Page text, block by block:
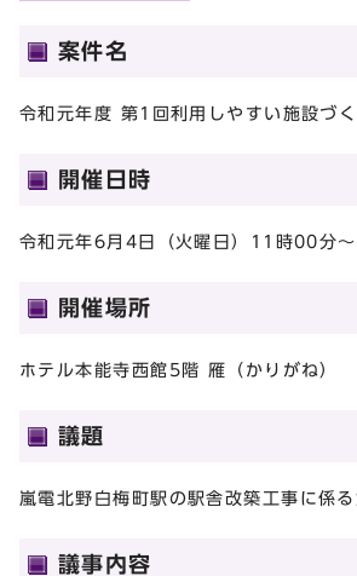
案件名
令和元年度 第1回利用しやすい施設づ
開催日時
令和元年6月4日（火曜日）11時00分
開催場所
ホテル本能寺西館5階 雁（かりがね）
議題
嵐電北野白梅町駅の駅舎改築工事に係
議事内容